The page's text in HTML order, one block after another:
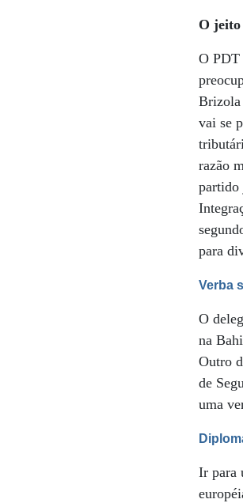
O
O PDT
Brizola
vai se
razão
partido
para
Verba
O
na
Outro
de
uma
Ir para